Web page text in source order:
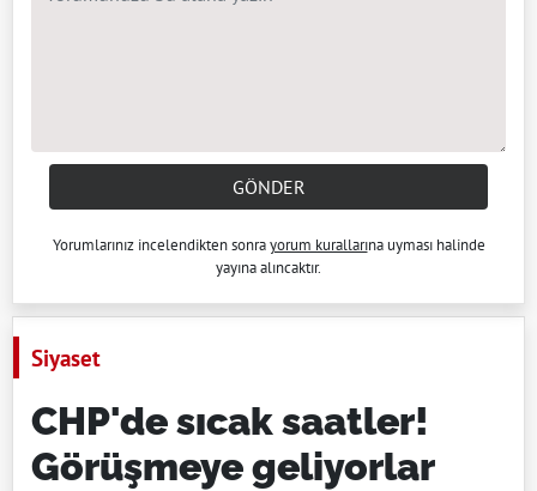
GÖNDER
Yorumlarınız incelendikten sonrayorum kurallarına uyması halinde
yayına alıncaktır.
Siyaset
CHP'de sıcak saatler!
Görüşmeye geliyorlar